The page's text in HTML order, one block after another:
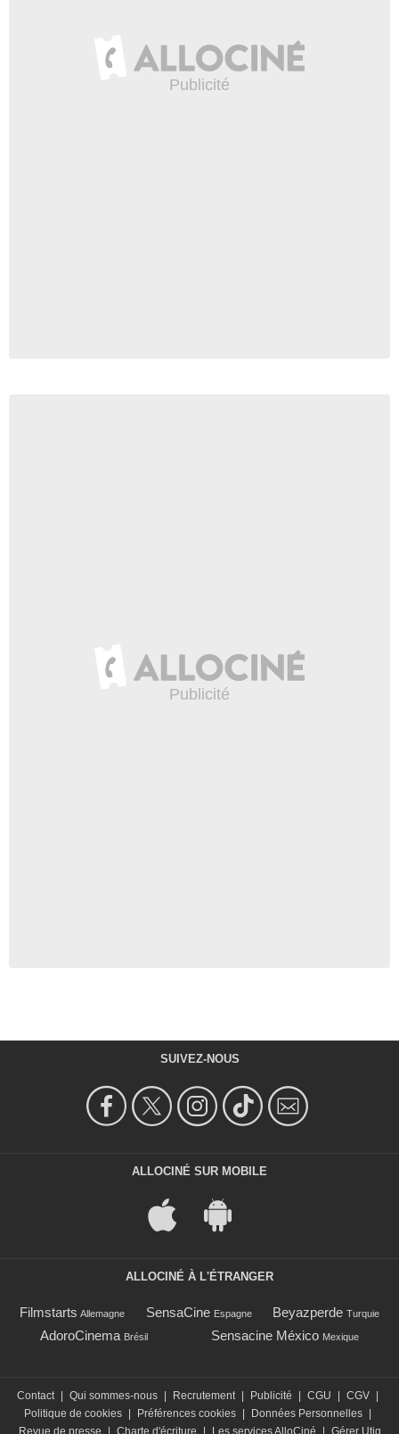
SUIVEZ-NOUS
ALLOCINÉ SUR MOBILE
ALLOCINÉ À L'ÉTRANGER
Filmstarts Allemagne SensaCine Espagne Beyazperde Turquie
AdoroCinema Brésil Sensacine México Mexique
Contact | Qui sommes-nous | Recrutement | Publicité | CGU | CGV |
Politique de cookies | Préférences cookies | Données Personnelles |
Revue de presse
| Charte d'écriture | Les services AlloCiné | Gérer Utiq